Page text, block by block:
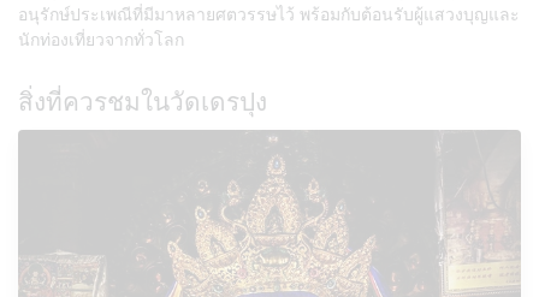
อนุรักษ์ประเพณีที่มีมาหลายศตวรรษไว้ พร้อมกับต้อนรับผู้แสวงบุญและ
นักท่องเที่ยวจากทั่วโลก
สิ่งที่ควรชมในวัดเดรปุง